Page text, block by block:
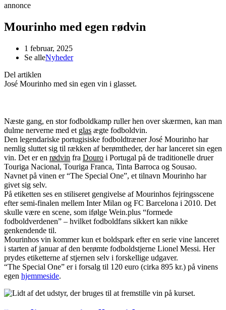
annonce
Mourinho med egen rødvin
1 februar, 2025
Se alleNyheder
Del artiklen
José Mourinho med sin egen vin i glasset.
Næste gang, en stor fodboldkamp ruller hen over skærmen, kan man
dulme nerverne med et glas ægte fodboldvin.
Den legendariske portugisiske fodboldtræner José Mourinho har
nemlig sluttet sig til rækken af berømtheder, der har lanceret sin egen
vin. Det er en rødvin fra Douro i Portugal på de traditionelle druer
Touriga Nacional, Touriga Franca, Tinta Barroca og Sousao.
Navnet på vinen er “The Special One”, et tilnavn Mourinho har
givet sig selv.
På etiketten ses en stiliseret gengivelse af Mourinhos fejringsscene
efter semi-finalen mellem Inter Milan og FC Barcelona i 2010. Det
skulle være en scene, som ifølge Wein.plus “formede
fodboldverdenen” – hvilket fodboldfans sikkert kan nikke
genkendende til.
Mourinhos vin kommer kun et boldspark efter en serie vine lanceret
i starten af januar af den berømte fodboldstjerne Lionel Messi. Her
prydes etiketterne af stjernen selv i forskellige udgaver.
“The Special One” er i forsalg til 120 euro (cirka 895 kr.) på vinens
egen hjemmeside.